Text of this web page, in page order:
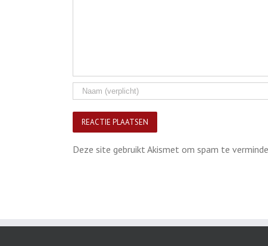
Deze site gebruikt Akismet om spam te